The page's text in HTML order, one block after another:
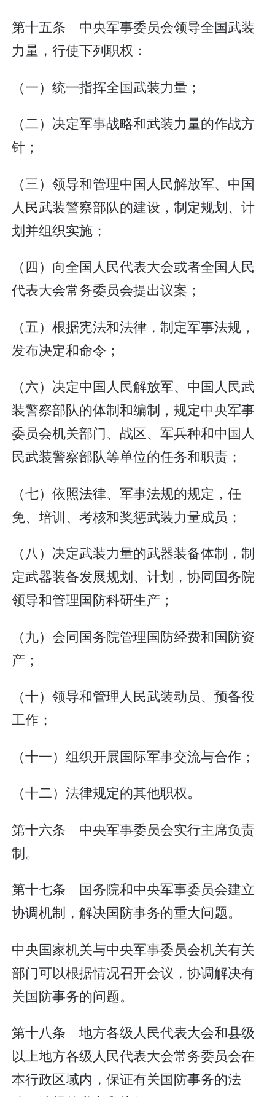
第十五条 中央军事委员会领导全国武装
力量，行使下列职权：
（一）统一指挥全国武装力量；
（二）决定军事战略和武装力量的作战方
针；
（三）领导和管理中国人民解放军、中国
人民武装警察部队的建设，制定规划、计
划并组织实施；
（四）向全国人民代表大会或者全国人民
代表大会常务委员会提出议案；
（五）根据宪法和法律，制定军事法规，
发布决定和命令；
（六）决定中国人民解放军、中国人民武
装警察部队的体制和编制，规定中央军事
委员会机关部门、战区、军兵种和中国人
民武装警察部队等单位的任务和职责；
（七）依照法律、军事法规的规定，任
免、培训、考核和奖惩武装力量成员；
（八）决定武装力量的武器装备体制，制
定武器装备发展规划、计划，协同国务院
领导和管理国防科研生产；
（九）会同国务院管理国防经费和国防资
产；
（十）领导和管理人民武装动员、预备役
工作；
（十一）组织开展国际军事交流与合作；
（十二）法律规定的其他职权。
第十六条 中央军事委员会实行主席负责
制。
第十七条 国务院和中央军事委员会建立
协调机制，解决国防事务的重大问题。
中央国家机关与中央军事委员会机关有关
部门可以根据情况召开会议，协调解决有
关国防事务的问题。
第十八条 地方各级人民代表大会和县级
以上地方各级人民代表大会常务委员会在
本行政区域内，保证有关国防事务的法